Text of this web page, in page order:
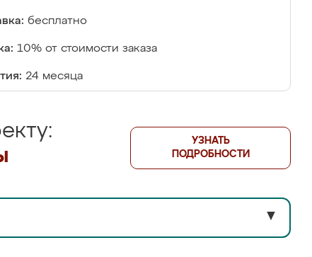
бесплатно
10% от стоимости заказа
24 месяца
УЗНАТЬ
ПОДРОБНОСТИ
▼